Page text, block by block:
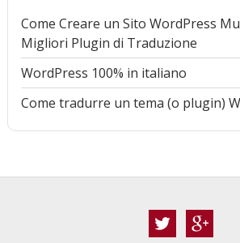
Come Creare un Sito WordPress
Migliori Plugin di Traduzione
WordPress 100% in italiano
Come tradurre un tema (o plugin)
Twitter